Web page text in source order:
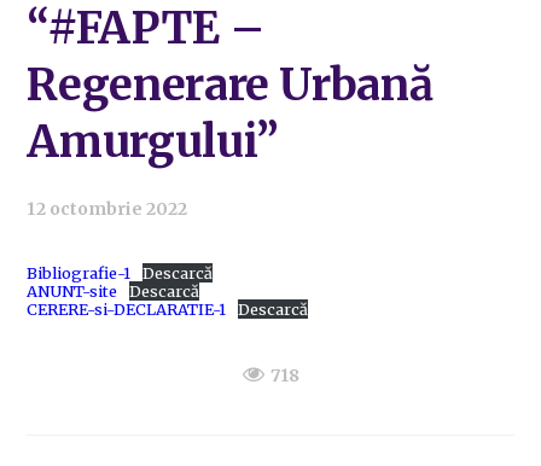
“#FAPTE –
Regenerare Urbană
Amurgului”
12 octombrie 2022
Bibliografie-1
Descarcă
ANUNT-site
Descarcă
CERERE-si-DECLARATIE-1
Descarcă
718